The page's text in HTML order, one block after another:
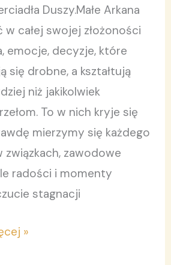
Duszy.Małe Arkana
całej swojej złożoności
emocje, decyzje, które
się drobne, a kształtują
niż jakikolwiek
To w nich kryje się
mierzymy się każdego
związkach, zawodowe
radości i momenty
stagnacji
»